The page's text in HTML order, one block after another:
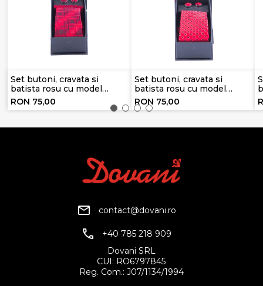
Set butoni, cravata si
batista rosu cu model
bleumarin
RON 75,00
Set butoni, cravata si
batista rosu cu model
negru
RON 75,00
contact@dovani.ro
+40 785 218 909
Dovani SRL
CUI: RO6797845
Reg. Com.: J07/1134/1994